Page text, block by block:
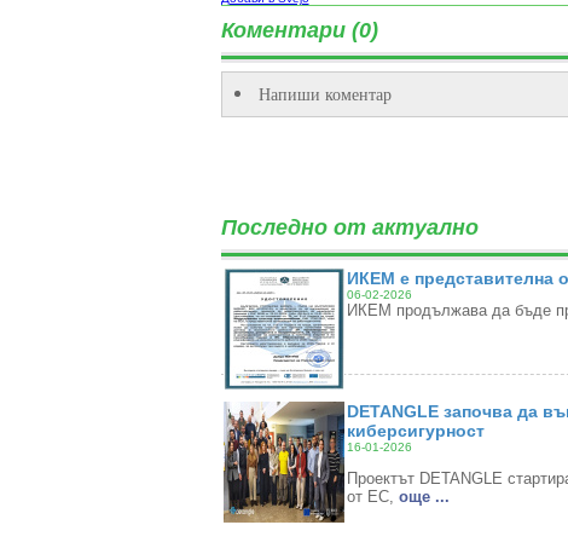
Коментари (0)
Напиши коментар
Последно от актуално
ИКЕМ е представителна
06-02-2026
ИКЕМ продължава да бъде
DETANGLE започва да
киберсигурност
16-01-2026
Проектът DETANGLE
от ЕС, oще ...